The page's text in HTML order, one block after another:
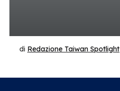
di Redazione Taiwan Spotlight